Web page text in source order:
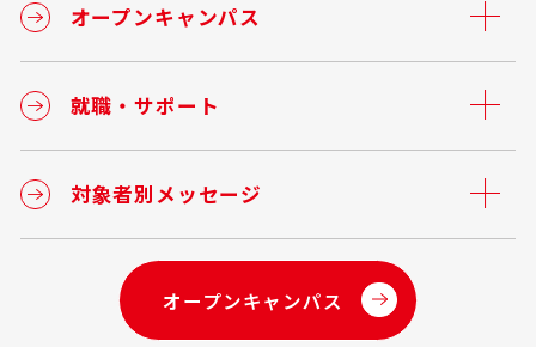
オープンキャンパス
就職・サポート
対象者別メッセージ
オープンキャンパス